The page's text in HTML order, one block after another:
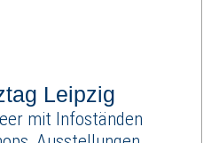
Leipzig
mit Infoständen